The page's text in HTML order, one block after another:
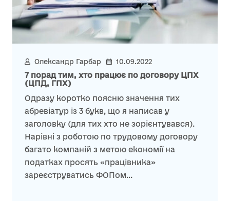
Олександр Гарбар 10.09.2022
7 порад тим, хто працює по договору ЦПХ
(ЦПД, ГПХ)
Одразу коротко поясню значення тих
абревіатур із 3 букв, що я написав у
заголовку (для тих хто не зорієнтувався).
Нарівні з роботою по трудовому договору
багато компаній з метою економії на
податках просять «працівника»
зареєструватись ФОПом...